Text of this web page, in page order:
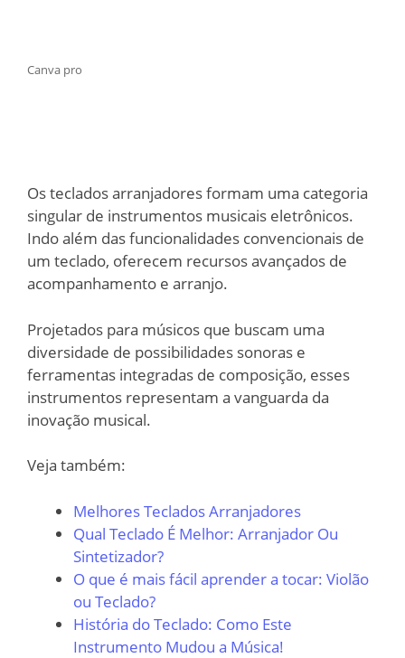
Canva pro
Os teclados arranjadores formam uma categoria
singular de instrumentos musicais eletrônicos.
Indo além das funcionalidades convencionais de
um teclado, oferecem recursos avançados de
acompanhamento e arranjo.
Projetados para músicos que buscam uma
diversidade de possibilidades sonoras e
ferramentas integradas de composição, esses
instrumentos representam a vanguarda da
inovação musical.
Veja também:
Melhores Teclados Arranjadores
Qual Teclado É Melhor: Arranjador Ou
Sintetizador?
O que é mais fácil aprender a tocar: Violão
ou Teclado?
História do Teclado: Como Este
Instrumento Mudou a Música!